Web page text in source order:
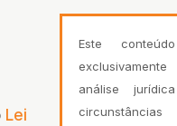
Lei
Este
análise